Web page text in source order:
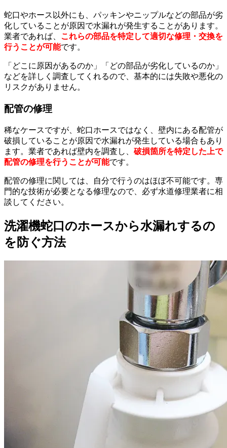
蛇口やホース以外にも、パッキンやニップルなどの部品が劣
化していることが原因で水漏れが発生することがあります。
業者であれば、 これらの部品を特定して適切な修理・交換を
行うことが可能です。
「どこに原因があるのか」「どの部品が劣化しているのか」
などを詳しく調査してくれるので、基本的には失敗や悪化の
リスクがありません。
配管の修理
稀なケースですが、蛇口ホースではなく、壁内にある配管が
破損していることが原因で水漏れが発生している場合もあり
ます。業者であれば壁内を調査し、 破損箇所を特定した上で
配管の修理を行うことが可能です。
配管の修理に関しては、自分で行うのはほぼ不可能です。専
門的な技術が必要となる修理なので、必ず水道修理業者に相
談してください。
洗濯機蛇口のホースから水漏れするの
を防ぐ方法